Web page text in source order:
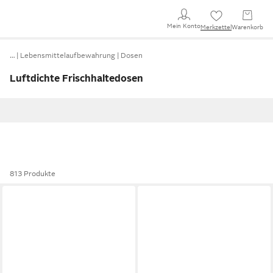
Mein KontoMerkzettel Warenkorb
… Lebensmittelaufbewahrung Dosen
Luftdichte Frischhaltedosen
813 Produkte